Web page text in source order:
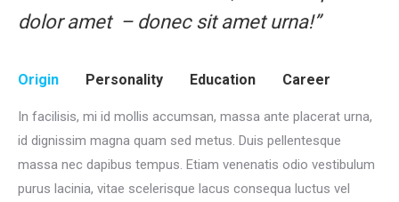
dolor amet – donec sit amet urna!”
Origin Personality Education Career
In facilisis, mi id mollis accumsan, massa ante placerat urna,
id dignissim magna quam sed metus. Duis pellentesque
massa nec dapibus tempus. Etiam venenatis odio vestibulum
purus lacinia, vitae scelerisque lacus consequa luctus vel